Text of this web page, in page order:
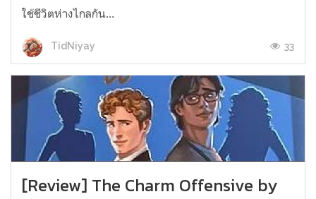
ใช้ชีวิตห่างไกลกัน...
TidNiyay 33
[Review] The Charm Offensive by